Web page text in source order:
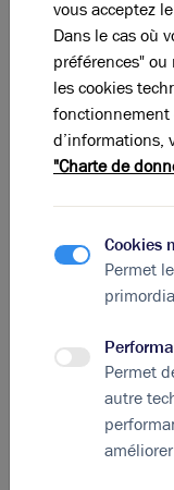
Photos (10)
Bureaux à
556 m²non
vous acceptez
Dans le cas où
préférences" ou
les cookies
fonctionnement
d’informations,
"Charte de
Cookies
Permet
Permet
autre